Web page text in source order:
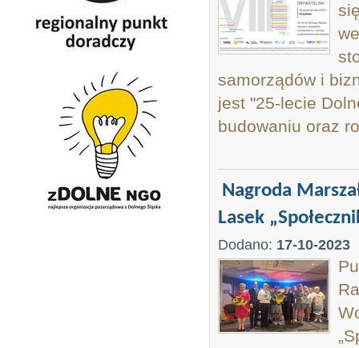
samorządów i
jest "25-lecie
budowaniu oraz
Nagroda
Lasek
Dodano: 17-10-2023